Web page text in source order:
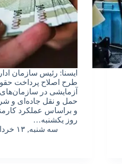
ایسنا: رئیس سازمان
طرح اصلاح پرداخت
آزمایشی در
حمل و نقل جاده‌ای و
و براساس عملکرد
روز یکشنبه…
سه شنبه, ۱۳ خرداد ۱۴۰۴ – ۲۱:۱۵